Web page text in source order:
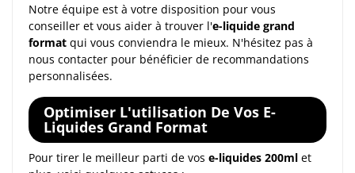
Notre équipe est à votre disposition pour vous
conseiller et vous aider à trouver l'e-liquide grand
format qui vous conviendra le mieux. N'hésitez pas à
nous contacter pour bénéficier de recommandations
personnalisées.
Optimiser L'utilisation De Vos E-
Liquides Grand Format
Pour tirer le meilleur parti de vos e-liquides 200ml et